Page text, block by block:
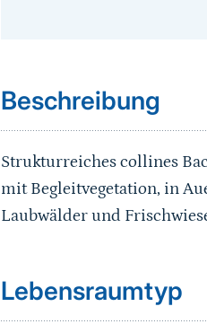
Beschreibung
Strukturreiches collines
mit Begleitvegetation, in
Laubwälder und
Sprungmarke
Lebensraumtyp